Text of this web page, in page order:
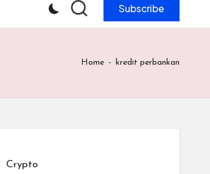
Subscribe
Home - kredit perbankan
Crypto